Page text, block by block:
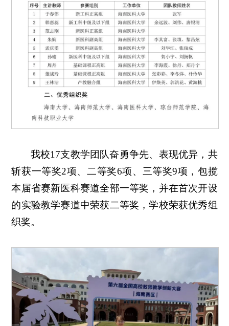
我校17支教学团队奋勇争先、表现优异，共
斩获一等奖2项、二等奖6项、三等奖9项，包揽
本届省赛新医科赛道全部一等奖，并在首次开设
的实验教学赛道中荣获二等奖，学校荣获优秀组
织奖。